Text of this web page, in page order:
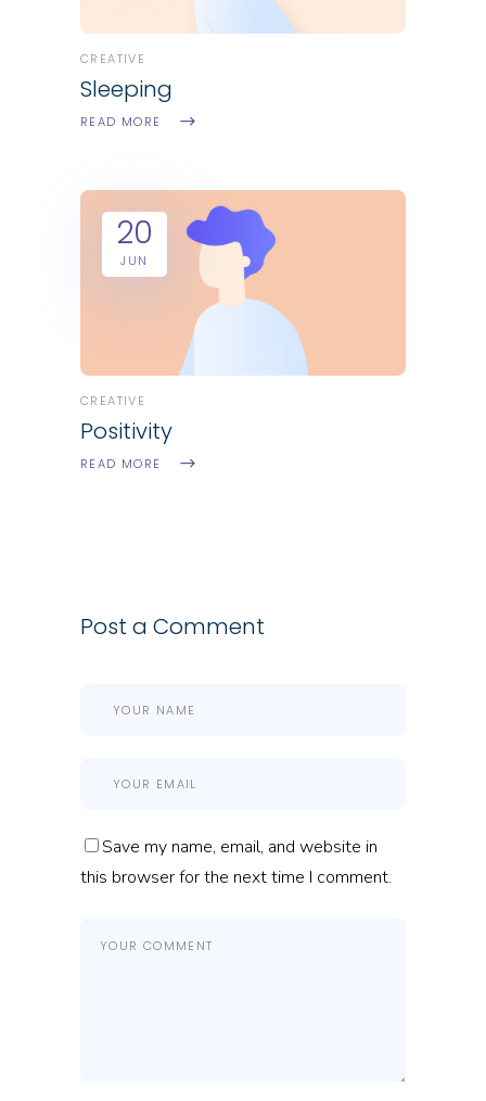
CREATIVE
Sleeping
READ MORE
20
JUN
CREATIVE
Positivity
READ MORE
Post a Comment
Save my name, email, and website in
this browser for the next time I comment.